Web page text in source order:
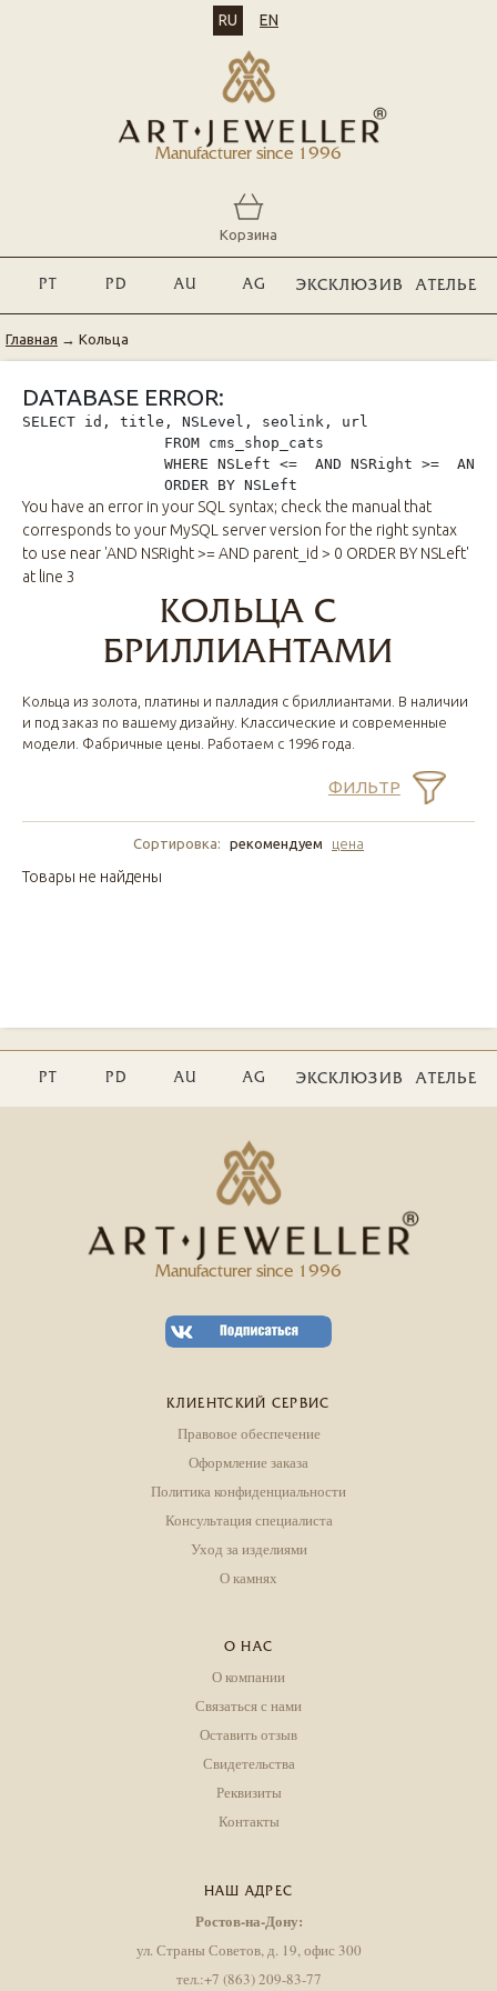
Manufacturer since 1996
RU EN
Корзина
PT PD AU AG ЭКСКЛЮЗИВ АТЕЛЬЕ
Главная → Кольца
DATABASE ERROR:
SELECT id, title, NSLevel, seolink, url
                FROM cms_shop_cats
WHERE NSLeft <=  AND NSRight >=  AND
                ORDER BY NSLeft
You have an error in your SQL syntax; check the manual that
corresponds to your MySQL server version for the right syntax
to use near 'AND NSRight >= AND parent_id > 0 ORDER BY NSLeft'
at line 3
КОЛЬЦА С
БРИЛЛИАНТАМИ
Кольца из золота, платины и палладия с бриллиантами. В наличии
и под заказ по вашему дизайну. Классические и современные
модели. Фабричные цены. Работаем с 1996 года.
ФИЛЬТР
Сортировка: рекомендуем цена
Товары не найдены
PT PD AU AG ЭКСКЛЮЗИВ АТЕЛЬЕ
Manufacturer since 1996
КЛИЕНТСКИЙ СЕРВИС
Правовое обеспечение
Оформление заказа
Политика конфиденциальности
Консультация специалиста
Уход за изделиями
О камнях
О НАС
О компании
Связаться с нами
Оставить отзыв
Свидетельства
Реквизиты
Контакты
НАШ АДРЕС
Ростов-на-Дону:
ул. Страны Советов, д. 19, офис 300
тел.:+7 (863) 209-83-77